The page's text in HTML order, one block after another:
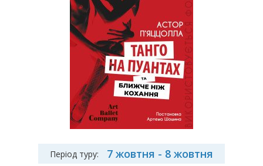
Період туру: 7 жовтня - 8 жовтня